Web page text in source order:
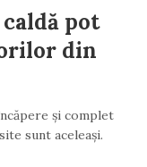
pot
din
și complet
sunt aceleași.